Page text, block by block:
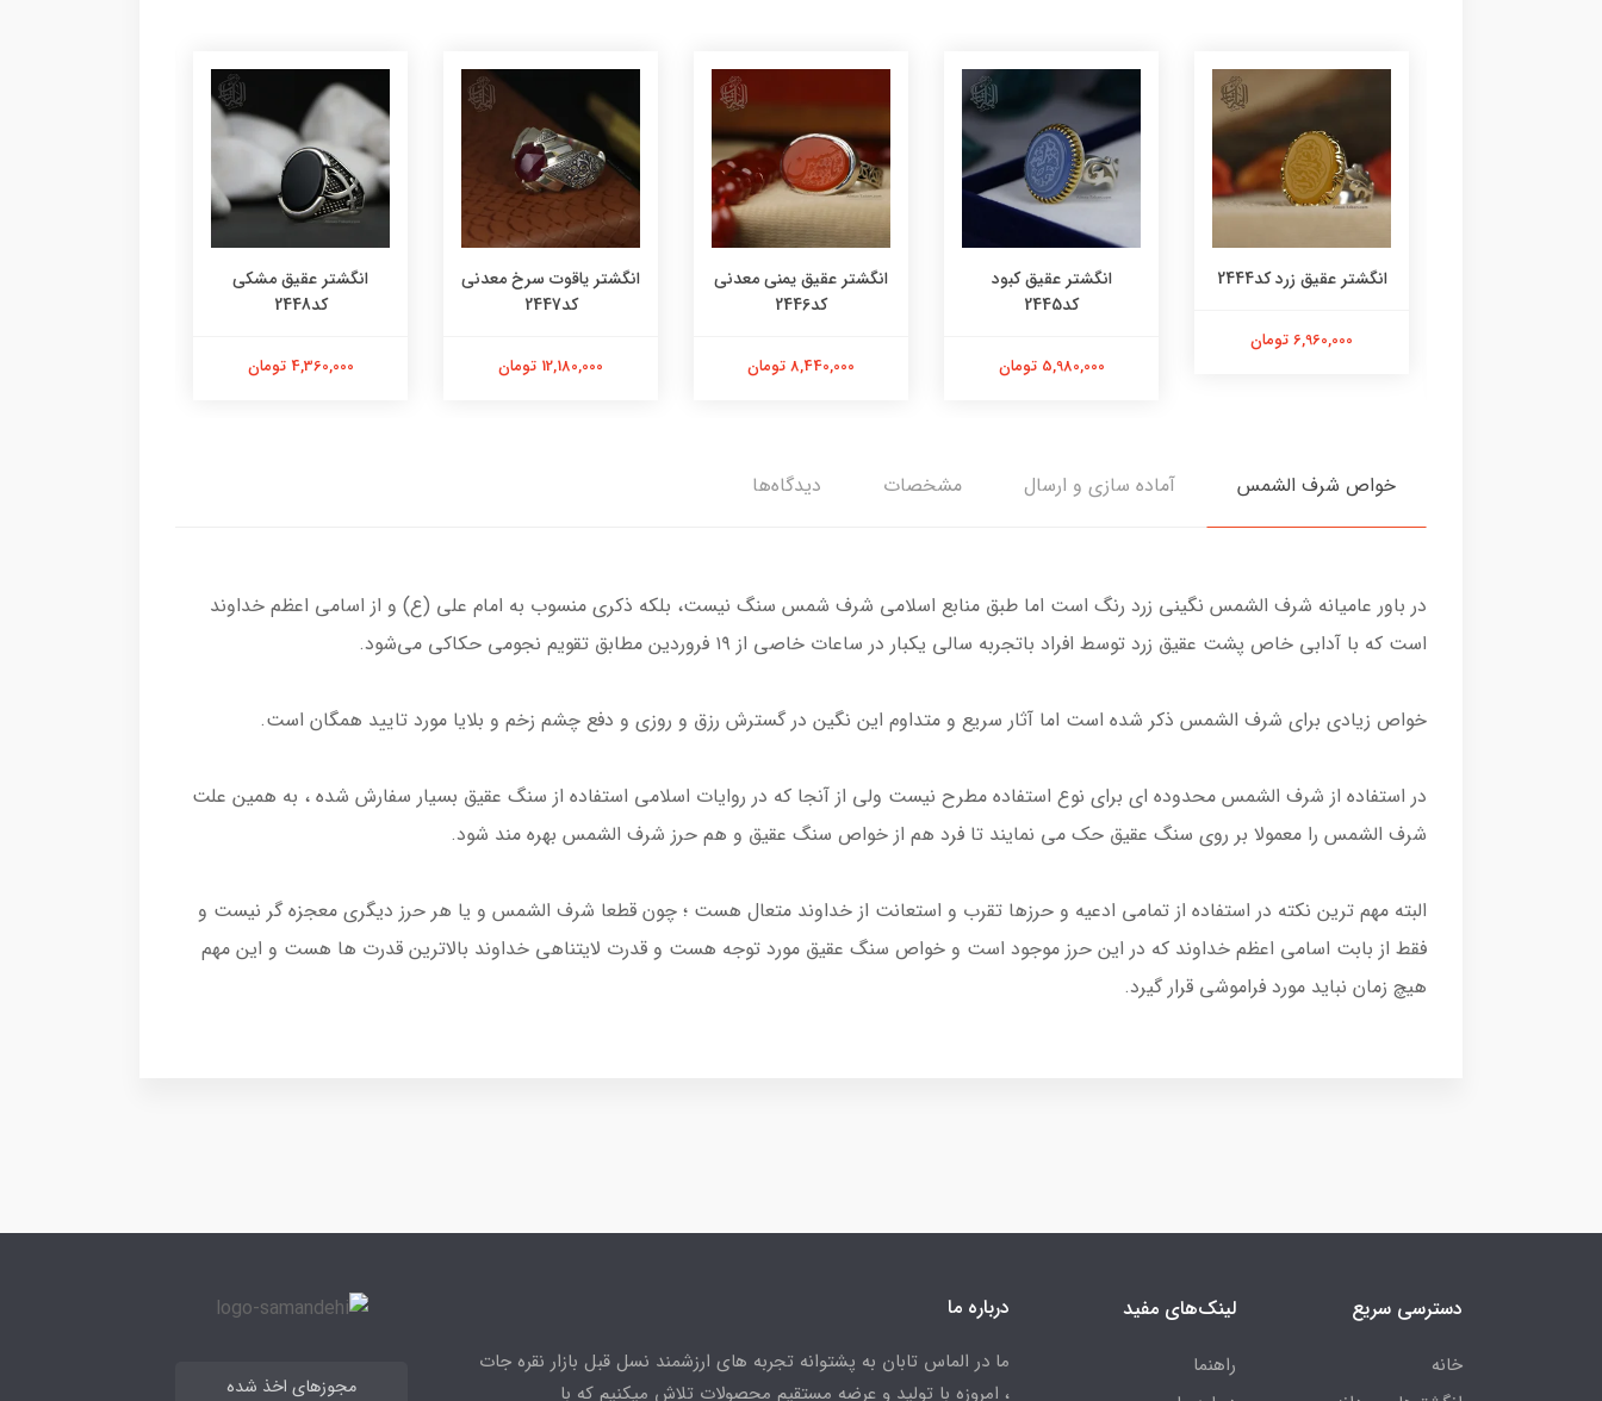
انگشتر عقیق زرد کد2444
6,960,000 تومان
انگشتر عقیق کبود
کد2445
5,980,000 تومان
انگشتر عقیق یمنی معدنی
کد2446
8,440,000 تومان
انگشتر یاقوت سرخ معدنی
کد2447
12,180,000 تومان
انگشتر عقیق مشکی
کد2448
4,360,000 تومان
خواص شرف الشمس آماده سازی و ارسال مشخصات دیدگاه‌ها
در باور عامیانه شرف الشمس نگینی زرد رنگ است اما طبق منابع اسلامی شرف شمس سنگ نیست، بلکه ذکری منسوب به امام علی (ع) و از اسامی اعظم خداوند
است که با آدابی خاص پشت عقیق زرد توسط افراد باتجربه سالی یکبار در ساعات خاصی از ۱۹ فروردین مطابق تقویم‌ نجومی حکاکی می‌شود.
خواص زیادی برای شرف الشمس ذکر شده است اما آثار سریع و متداوم این نگین در گسترش رزق و روزی و دفع چشم زخم و بلایا مورد تایید همگان است.
در استفاده از شرف الشمس محدوده ای برای نوع استفاده مطرح نیست ولی از آنجا که در روایات اسلامی استفاده از سنگ عقیق بسیار سفارش شده ، به همین علت
شرف الشمس را معمولا بر روی سنگ عقیق حک می نمایند تا فرد هم از خواص سنگ عقیق و هم حرز شرف الشمس بهره مند شود.
البته مهم ترین نکته در استفاده از تمامی ادعیه و حرزها تقرب و استعانت از خداوند متعال هست ؛ چون قطعا شرف الشمس و یا هر حرز دیگری معجزه گر نیست و
فقط از بابت اسامی اعظم خداوند که در این حرز موجود است و خواص سنگ عقیق مورد توجه هست و قدرت لایتناهی خداوند بالاترین قدرت ها هست و این مهم
هیچ زمان نباید مورد فراموشی قرار گیرد.
دسترسی سریع
خانه
لینک‌های مفید
راهنما
درباره ما
ما در الماس تابان به پشتوانه تجربه های ارزشمند نسل قبل بازار نقره جات
، امروزه با تولید و عرضه مستقیم محصولات تلاش میکنیم که با
مجوزهای اخذ شده